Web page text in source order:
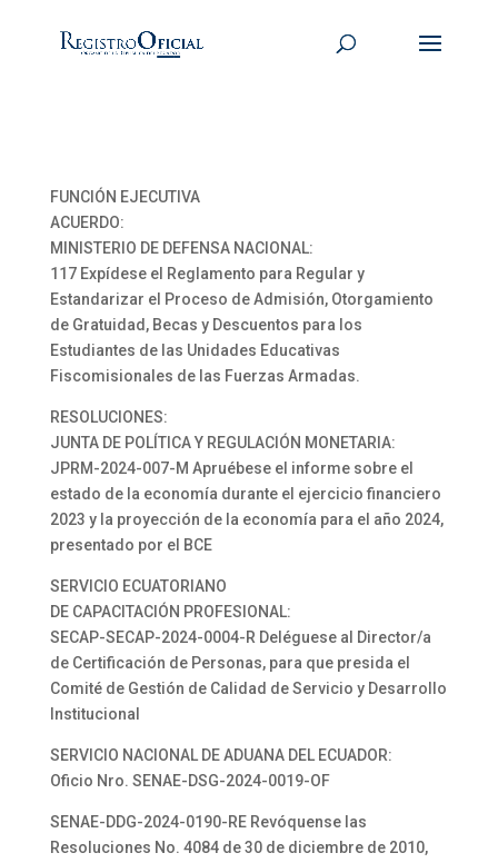
FUNCIÓN EJECUTIVA
ACUERDO:
MINISTERIO DE DEFENSA NACIONAL:
117 Expídese el Reglamento para Regular y
Estandarizar el Proceso de Admisión, Otorgamiento
de Gratuidad, Becas y Descuentos para los
Estudiantes de las Unidades Educativas
Fiscomisionales de las Fuerzas Armadas.
RESOLUCIONES:
JUNTA DE POLÍTICA Y REGULACIÓN MONETARIA:
JPRM-2024-007-M Apruébese el informe sobre el
estado de la economía durante el ejercicio financiero
2023 y la proyección de la economía para el año 2024,
presentado por el BCE
SERVICIO ECUATORIANO
DE CAPACITACIÓN PROFESIONAL:
SECAP-SECAP-2024-0004-R Deléguese al Director/a
de Certificación de Personas, para que presida el
Comité de Gestión de Calidad de Servicio y Desarrollo
Institucional
SERVICIO NACIONAL DE ADUANA DEL ECUADOR:
Oficio Nro. SENAE-DSG-2024-0019-OF
SENAE-DDG-2024-0190-RE Revóquense las
Resoluciones No. 4084 de 30 de diciembre de 2010,